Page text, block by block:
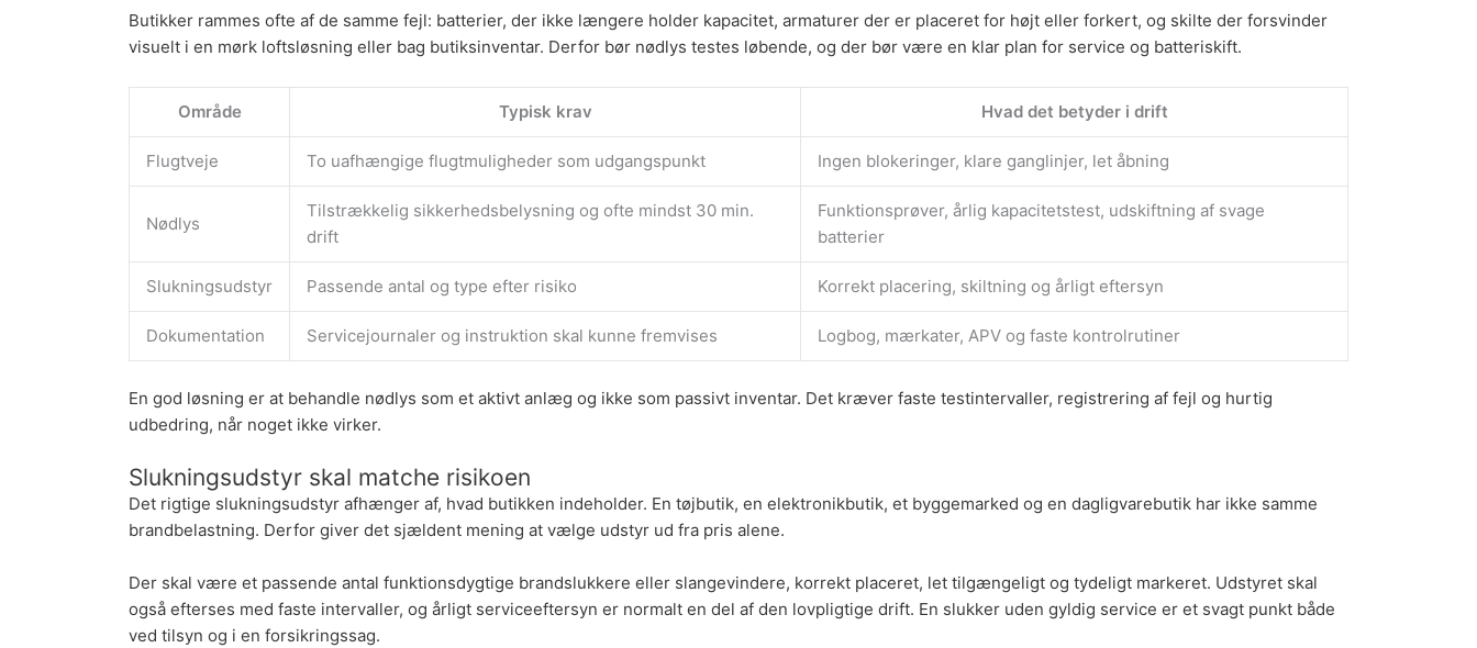
Butikker rammes ofte af de samme fejl: batterier, der ikke længere holder kapacitet, armaturer der er placeret for højt eller forkert, og skilte der forsvinder
visuelt i en mørk loftsløsning eller bag butiksinventar. Derfor bør nødlys testes løbende, og der bør være en klar plan for service og batteriskift.
Område Typisk krav Hvad det betyder i drift
Flugtveje To uafhængige flugtmuligheder som udgangspunkt Ingen blokeringer, klare ganglinjer, let åbning
Nødlys
Tilstrækkelig sikkerhedsbelysning og ofte mindst 30 min.
drift
Funktionsprøver, årlig kapacitetstest, udskiftning af svage
batterier
Slukningsudstyr Passende antal og type efter risiko Korrekt placering, skiltning og årligt eftersyn
Dokumentation Servicejournaler og instruktion skal kunne fremvises Logbog, mærkater, APV og faste kontrolrutiner
En god løsning er at behandle nødlys som et aktivt anlæg og ikke som passivt inventar. Det kræver faste testintervaller, registrering af fejl og hurtig
udbedring, når noget ikke virker.
Slukningsudstyr skal matche risikoen
Det rigtige slukningsudstyr afhænger af, hvad butikken indeholder. En tøjbutik, en elektronikbutik, et byggemarked og en dagligvarebutik har ikke samme
brandbelastning. Derfor giver det sjældent mening at vælge udstyr ud fra pris alene.
Der skal være et passende antal funktionsdygtige brandslukkere eller slangevindere, korrekt placeret, let tilgængeligt og tydeligt markeret. Udstyret skal
også efterses med faste intervaller, og årligt serviceeftersyn er normalt en del af den lovpligtige drift. En slukker uden gyldig service er et svagt punkt både
ved tilsyn og i en forsikringssag.